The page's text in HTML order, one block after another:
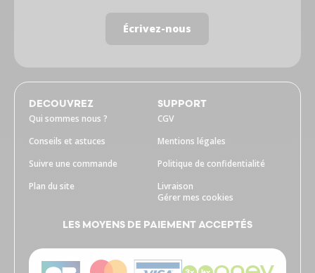
Écrivez-nous
DECOUVREZ
Qui sommes nous ?
Conseils et astuces
Suivre une commande
Plan du site
SUPPORT
CGV
Mentions légales
Politique de confidentialité
Livraison
Gérer mes cookies
LES MOYENS DE PAIEMENT ACCEPTÉS